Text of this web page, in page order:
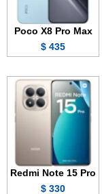
Poco X8 Pro Max
435 $
Redmi Note 15 Pro
330 $